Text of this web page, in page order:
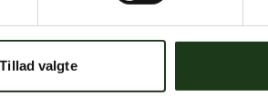
Tillad valgte
Arv og Skifte
Min Sidste Vilje